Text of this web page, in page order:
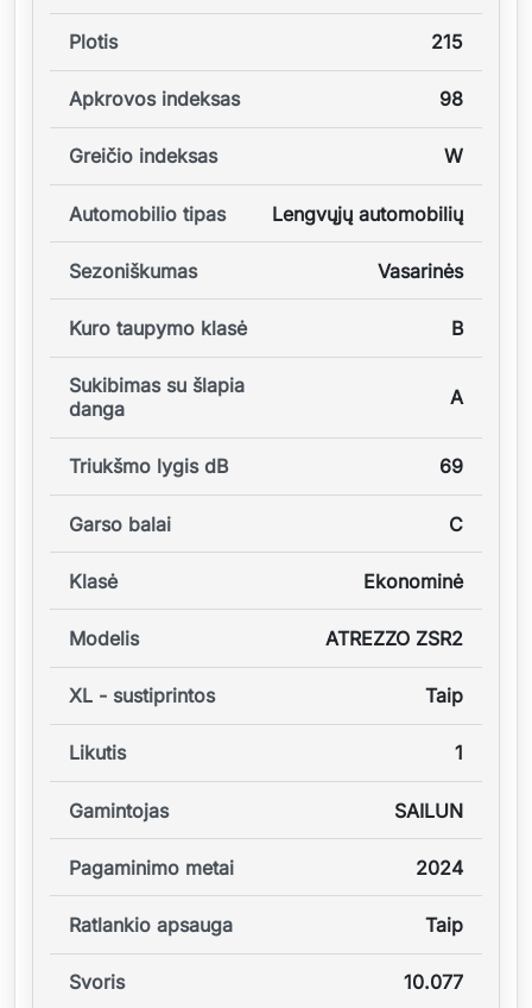
Plotis 215
Apkrovos indeksas 98
Greičio indeksas W
Automobilio tipas Lengvųjų automobilių
Sezoniškumas Vasarinės
Kuro taupymo klasė B
Sukibimas su šlapia
danga
A
Triukšmo lygis dB 69
Garso balai C
Klasė Ekonominė
Modelis ATREZZO ZSR2
XL - sustiprintos Taip
Likutis 1
Gamintojas SAILUN
Pagaminimo metai 2024
Ratlankio apsauga Taip
Svoris 10.077